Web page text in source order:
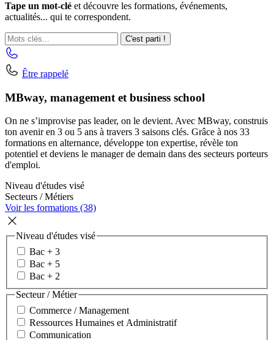
Tape un mot-clé et découvre les formations, événements,
actualités... qui te correspondent.
C'est parti !
Être rappelé
MBway, management et business school
On ne s’improvise pas leader, on le devient. Avec MBway, construis
ton avenir en 3 ou 5 ans à travers 3 saisons clés. Grâce à nos 33
formations en alternance, développe ton expertise, révèle ton
potentiel et deviens le manager de demain dans des secteurs porteurs
d'emploi.
Niveau d'études visé
Secteurs / Métiers
Voir les formations (38)
Niveau d'études visé
Bac + 3
Bac + 5
Bac + 2
Secteur / Métier
Commerce / Management
Ressources Humaines et Administratif
Communication